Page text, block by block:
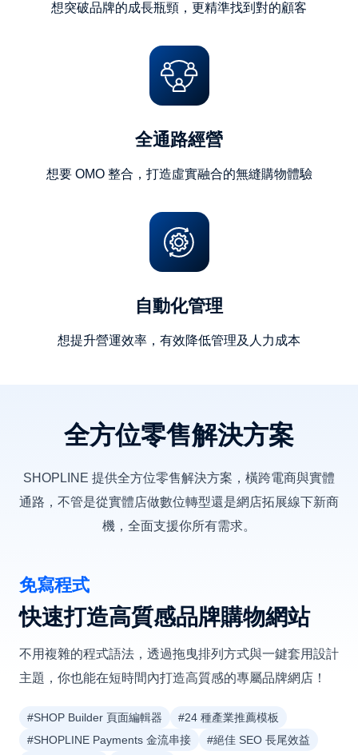
想突破品牌的成長瓶頸，更精準找到對的顧客
全通路經營
想要 OMO 整合，打造虛實融合的無縫購物體驗
自動化管理
想提升營運效率，有效降低管理及人力成本
全方位零售解決方案
SHOPLINE 提供全方位零售解決方案，橫跨電商與實體
通路，不管是從實體店做數位轉型還是網店拓展線下新商
機，全面支援你所有需求。
免寫程式
快速打造高質感品牌購物網站
不用複雜的程式語法，透過拖曳排列方式與一鍵套用設計
主題，你也能在短時間內打造高質感的專屬品牌網店！
#SHOP Builder 頁面編輯器
#24 種產業推薦模板
#SHOPLINE Payments 金流串接
#絕佳 SEO 長尾效益